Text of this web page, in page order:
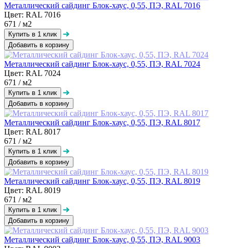
Металлический сайдинг Блок-хаус, 0,55, ПЭ, RAL 7016
Цвет: RAL 7016
671 / м2
Добавить в корзину
Металлический сайдинг Блок-хаус, 0,55, ПЭ, RAL 7024
Цвет: RAL 7024
671 / м2
Добавить в корзину
Металлический сайдинг Блок-хаус, 0,55, ПЭ, RAL 8017
Цвет: RAL 8017
671 / м2
Добавить в корзину
Металлический сайдинг Блок-хаус, 0,55, ПЭ, RAL 8019
Цвет: RAL 8019
671 / м2
Добавить в корзину
Металлический сайдинг Блок-хаус, 0,55, ПЭ, RAL 9003